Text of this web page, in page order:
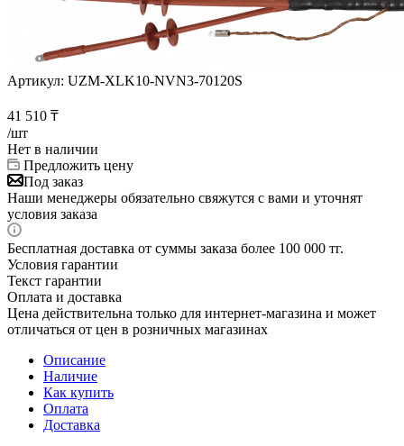
Артикул: UZM-XLK10-NVN3-70120S
41 510 ₸
/шт
Нет в наличии
Предложить цену
Под заказ
Наши менеджеры обязательно свяжутся с вами и уточнят
условия заказа
Бесплатная доставка от суммы заказа более 100 000 тг.
Условия гарантии
Текст гарантии
Оплата и доставка
Цена действительна только для интернет-магазина и может
отличаться от цен в розничных магазинах
Описание
Наличие
Как купить
Оплата
Доставка